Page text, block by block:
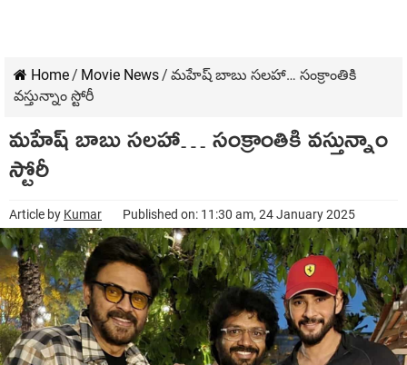
Home/ Movie News/ మహేష్ బాబు సలహా… సంక్రాంతికి
వస్తున్నాం స్టోరీ
మహేష్ బాబు సలహా… సంక్రాంతికి వస్తున్నాం
స్టోరీ
Article by Kumar Published on: 11:30 am, 24 January 2025